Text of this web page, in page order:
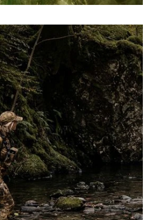
Neben der Stofftechnologie zählen die
Einsätze für Komfort und
Camouflage basiert auf der Art und
dass das Wild Sie wahrnimmt. Das
es die Konturen, um Sie
verschmilzt mit Schatten und bricht
Bewegungen und Tragekomfort bei